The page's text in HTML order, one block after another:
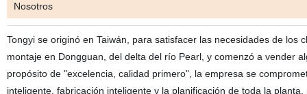
Nosotros
Tongyi se originó en Taiwán, para satisfacer las necesidades de
montaje en Dongguan, del delta del río Pearl, y comenzó a vender
propósito de "excelencia, calidad primero", la empresa se
inteligente, fabricación inteligente y la planificación de toda la